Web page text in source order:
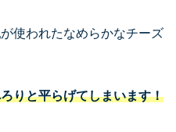
使われたなめらかなチーズ
りと平らげてしまいます！